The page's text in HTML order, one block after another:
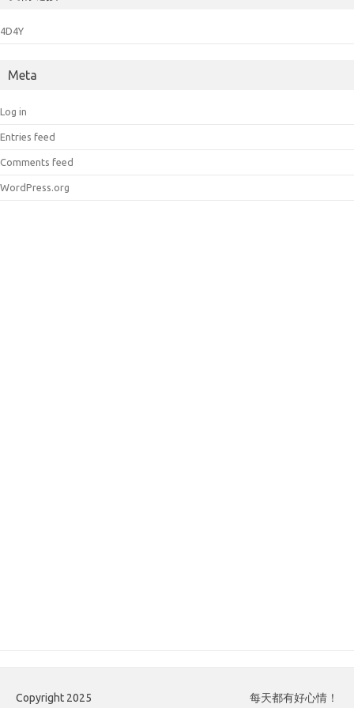
4D4Y
Meta
Log in
Entries feed
Comments feed
WordPress.org
Copyright 2025 每天都有好心情！